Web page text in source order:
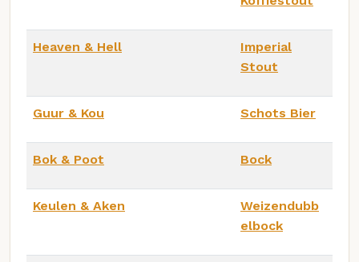
Heaven & Hell
Imperial
Stout
Guur & Kou Schots Bier
Bok & Poot Bock
Keulen & Aken
Weizendubb
elbock